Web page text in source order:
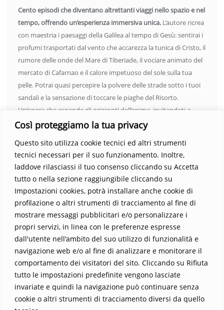
Così proteggiamo la tua privacy
Questo sito utilizza cookie tecnici ed altri strumenti
tecnici necessari per il suo funzionamento. Inoltre,
laddove rilasciassi il tuo consenso cliccando su Accetta
tutto o nella sezione raggiungibile cliccando su
Impostazioni cookies, potrà installare anche cookie di
profilazione o altri strumenti di tracciamento al fine di
mostrare messaggi pubblicitari e/o personalizzare i
propri servizi, in linea con le preferenze espresse
dall'utente nell'ambito del suo utilizzo di funzionalità e
navigazione web e/o al fine di analizzare e monitorare il
comportamento dei visitatori del sito. Cliccando su Rifiuta
tutto le impostazioni predefinite vengono lasciate
invariate e quindi la navigazione può continuare senza
cookie o altri strumenti di tracciamento diversi da quello
Cento episodi che diventano altrettanti viaggi nello spazio e nel
tempo, offrendo un’esperienza immersiva unica. L’autore ricrea
con maestria i paesaggi della Galilea al tempo di Gesù: sentirai i
profumi trasportati dal vento che accarezza la tunica di Cristo, il
rumore delle onde del Mare di Tiberiade, il vociare animato del
mercato di Cafarnao e il calore impetuoso del sole sulla tua
pelle. Potrai quasi percepire la polvere delle strade sotto i tuoi
sandali e la sensazione di toccare le piaghe del Risorto.
Un’opera che espande gli orizzonti dell’anima, invitandoti a
vedere oltre i confini del conosciuto. Scopri un mondo in cui
indimenticabile.Non perdere l’occasione di immergerti in
questo viaggio straordinario. Acquista il libro e lascia che la
Home Contatti
Sostieni La Buona Parola – dona 5 €, 10 €, 25 €… il tuo contributo